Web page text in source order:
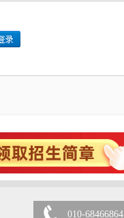
010-68466864